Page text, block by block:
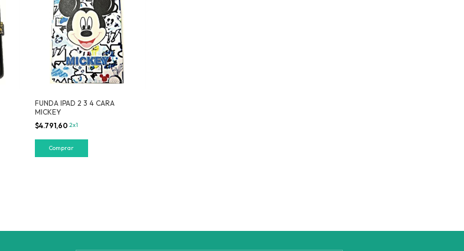
FUNDA IPAD 2 3 4 CARA
MICKEY
$4.791,602x1